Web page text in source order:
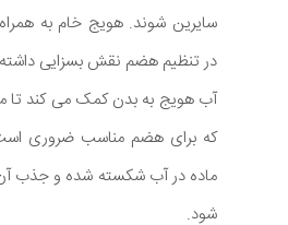
سایرین شوند. هویج خام به
در تنظیم هضم نقش بسزایی
آب هویج به بدن کمک می کند تا
که برای هضم مناسب ضروری
ماده در آب شکسته شده و جذب
شود.